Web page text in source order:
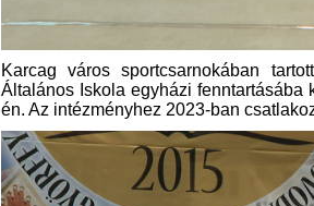
Karcag város sportcsarnokában
Általános Iskola egyházi fenntartásába
én. Az intézményhez 2023-ban